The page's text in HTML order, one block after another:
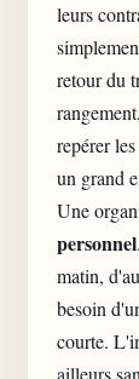
leurs
retour du
repérer
un grand
Une
personnel
matin,
besoin
courte.
ailleurs